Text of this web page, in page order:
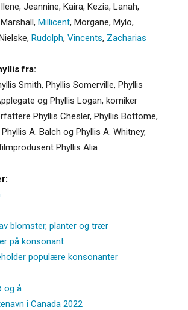
Ilene, Jeannine, Kaira, Kezia, Lanah,
Marshall, Millicent, Morgane, Mylo,
, Rudolph, Vincents, Zacharias
fra:
Smith, Phyllis Somerville, Phyllis
og Phyllis Logan, komiker
Phyllis Chesler, Phyllis Bottome,
A. Balch og Phyllis A. Whitney,
Phyllis Alia
blomster, planter og trær
på konsonant
populære konsonanter
og å
i Canada 2022